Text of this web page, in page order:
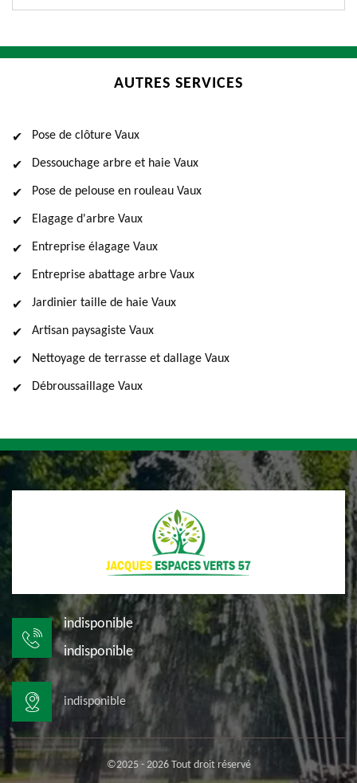
AUTRES SERVICES
Pose de clôture Vaux
Dessouchage arbre et haie Vaux
Pose de pelouse en rouleau Vaux
Elagage d'arbre Vaux
Entreprise élagage Vaux
Entreprise abattage arbre Vaux
Jardinier taille de haie Vaux
Artisan paysagiste Vaux
Nettoyage de terrasse et dallage Vaux
Débroussaillage Vaux
indisponible
indisponible
indisponible
©2025 - 2026 Tout droit réservé